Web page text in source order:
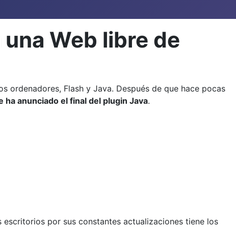
Web libre de
ordenadores, Flash y Java. Después de que hace pocas
ha anunciado el final del plugin Java.
por sus constantes actualizaciones tiene los